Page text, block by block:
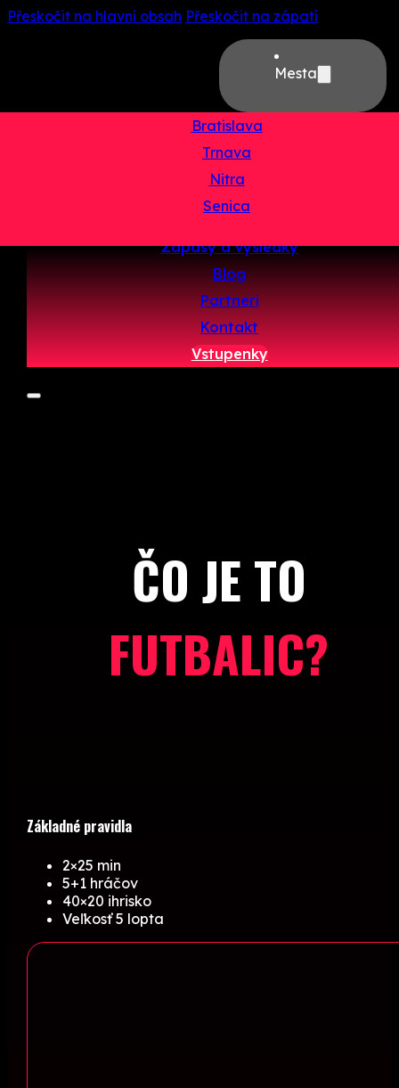
Přeskočit na hlavní obsah Přeskočit na zápatí
Mesta
Bratislava
Trnava
Nitra
Senica
Zápasy a výsledky
Blog
Partneri
Kontakt
Vstupenky
ČO JE TO
FUTBALIC?
Základné pravidla
2×25 min
5+1 hráčov
40×20 ihrisko
Veľkosť 5 lopta